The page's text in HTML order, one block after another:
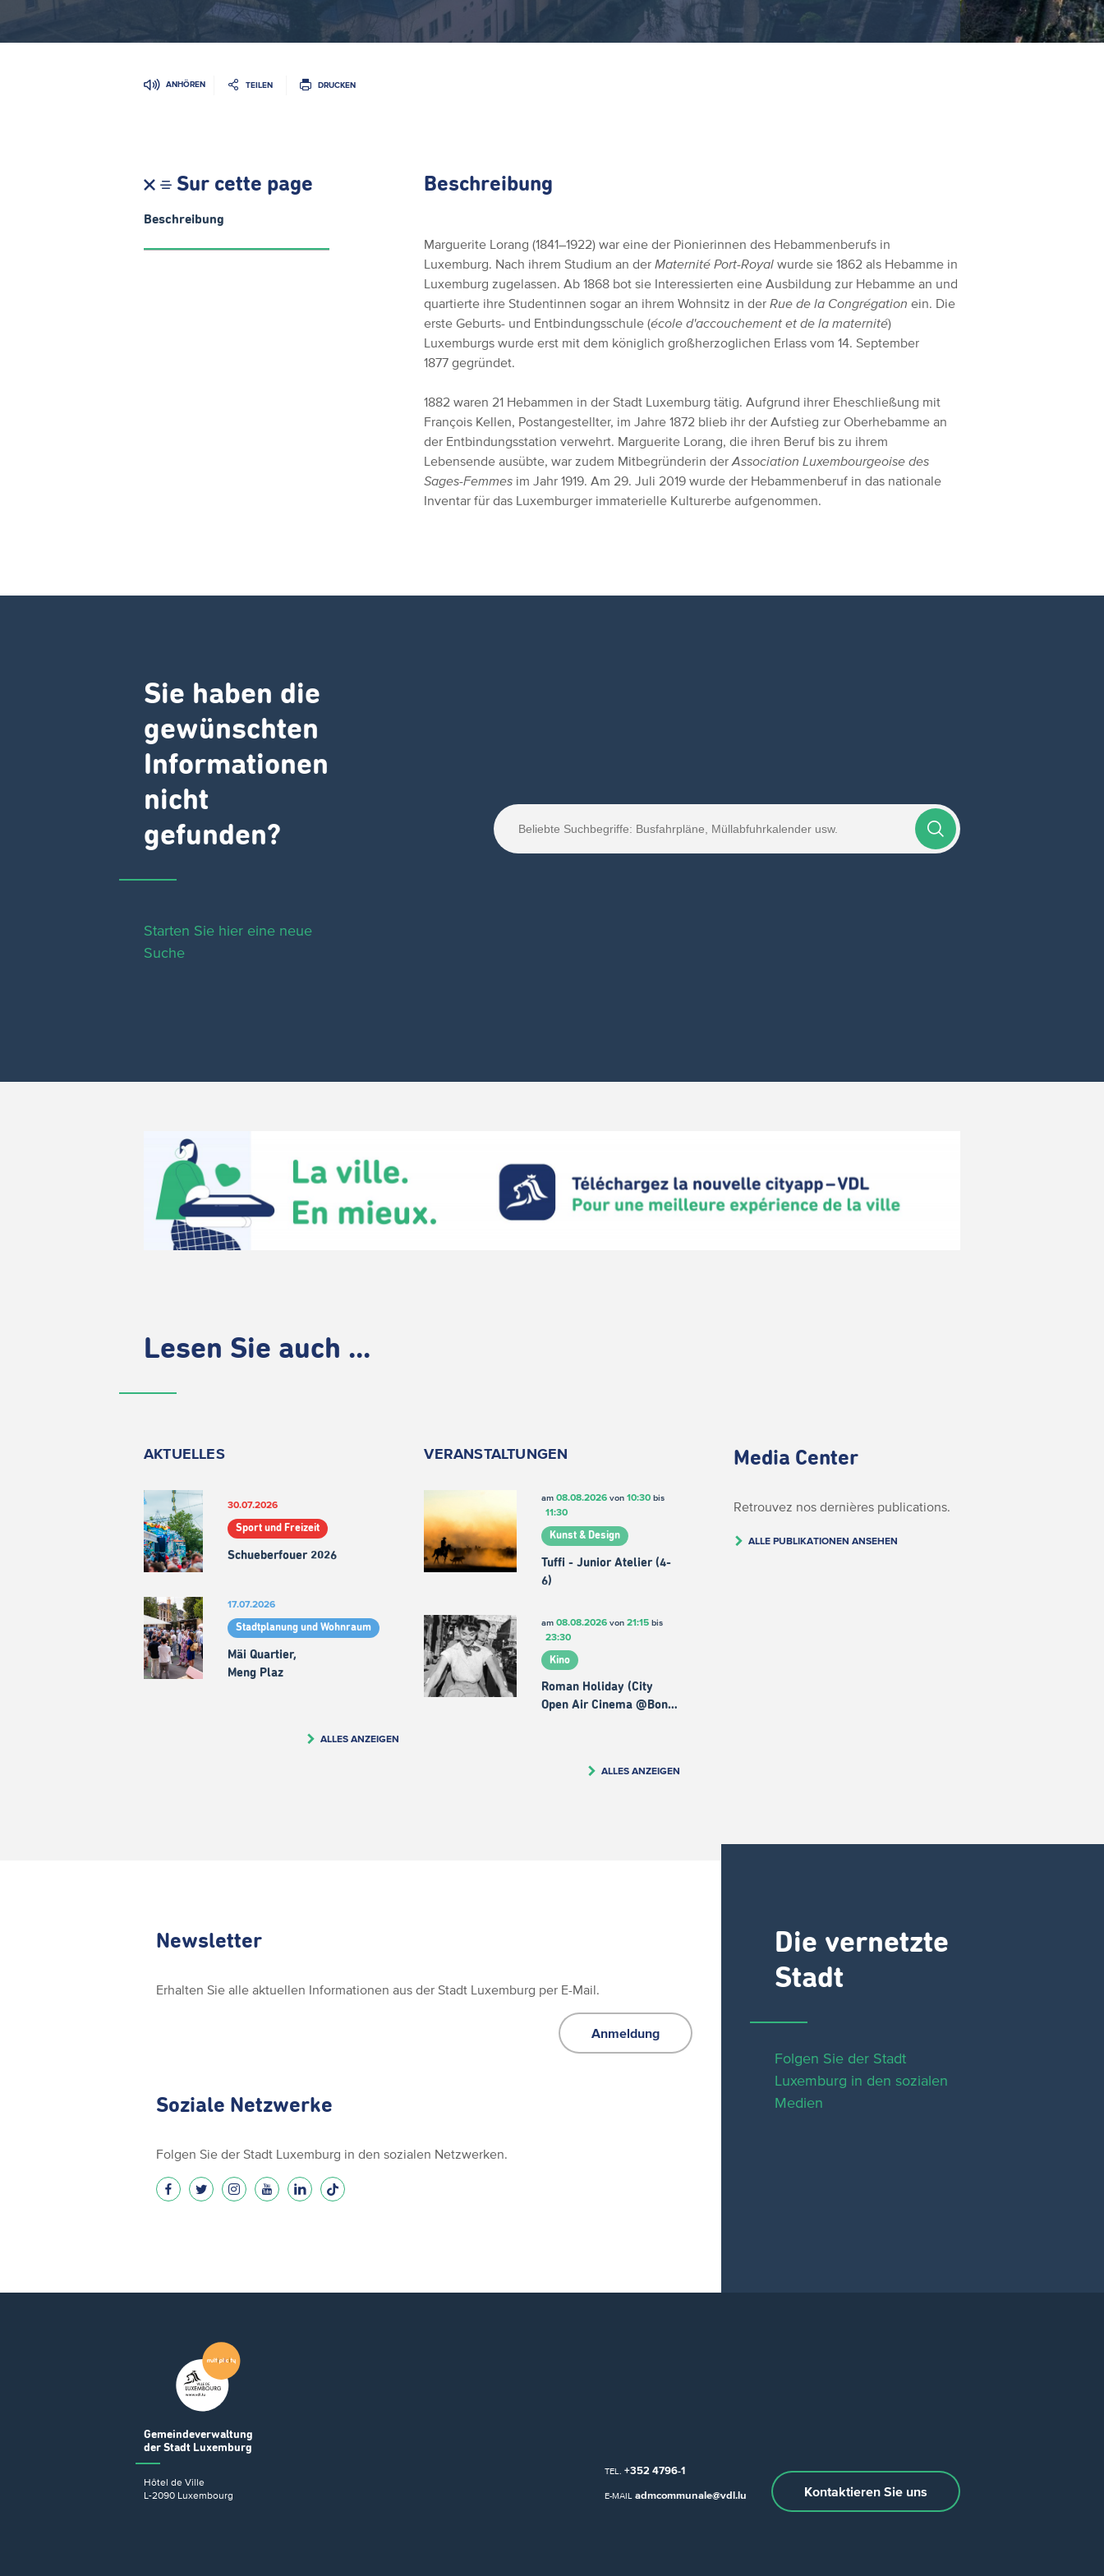
ANHÖREN TEILEN DRUCKEN
Sur cette page
Beschreibung
Beschreibung
Marguerite Lorang (1841–1922) war eine der Pionierinnen des Hebammenberufs in
Luxemburg. Nach ihrem Studium an derMaternité Port-Royal wurde sie 1862 als Hebamme in
Luxemburg zugelassen. Ab 1868 bot sie Interessierten eine Ausbildung zur Hebamme an und
quartierte ihre Studentinnen sogar an ihrem Wohnsitz in derRue de la Congrégation ein. Die
erste Geburts- und Entbindungsschule (école d'accouchement et de la maternité)
Luxemburgs wurde erst mit dem königlich großherzoglichen Erlass vom 14. September
1877 gegründet.
1882 waren 21 Hebammen in der Stadt Luxemburg tätig. Aufgrund ihrer Eheschließung mit
François Kellen, Postangestellter, im Jahre 1872 blieb ihr der Aufstieg zur Oberhebamme an
der Entbindungsstation verwehrt. Marguerite Lorang, die ihren Beruf bis zu ihrem
Lebensende ausübte, war zudem Mitbegründerin derAssociation Luxembourgeoise des
Sages-Femmes im Jahr 1919. Am 29. Juli 2019 wurde der Hebammenberuf in das nationale
Inventar für das Luxemburger immaterielle Kulturerbe aufgenommen.
Sie haben die
gewünschten
Informationen
nicht
gefunden?
Starten Sie hier eine neue
Suche
Lesen Sie auch ...
AKTUELLES
30.07.2026
Sport und Freizeit
Schueberfouer 2026
17.07.2026
Stadtplanung und Wohnraum
Mäi Quartier,
Meng Plaz
ALLES ANZEIGEN
VERANSTALTUNGEN
am 08.08.2026von 10:30bis
11:30
Kunst & Design
Tuffi - Junior Atelier (4-
6)
am 08.08.2026von 21:15bis
23:30
Kino
Roman Holiday (City
Open Air Cinema @Bon…
ALLES ANZEIGEN
Media Center
Retrouvez nos dernières publications.
ALLE PUBLIKATIONEN ANSEHEN
Die vernetzte
Stadt
Folgen Sie der Stadt
Luxemburg in den sozialen
Medien
Newsletter
Erhalten Sie alle aktuellen Informationen aus der Stadt Luxemburg per E-Mail.
Anmeldung
Soziale Netzwerke
Folgen Sie der Stadt Luxemburg in den sozialen Netzwerken.
Gemeindeverwaltung
der Stadt Luxemburg
Hôtel de Ville
L-2090 Luxembourg
TEL. +352 4796-1
E-MAIL admcommunale@vdl.lu Kontaktieren Sie uns